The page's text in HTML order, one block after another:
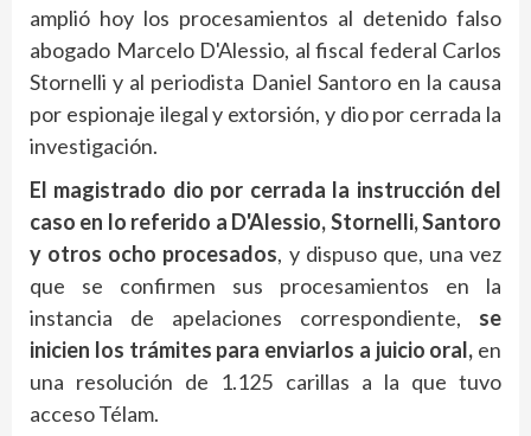
amplió hoy los procesamientos al detenido falso
abogado Marcelo D'Alessio, al fiscal federal Carlos
Stornelli y al periodista Daniel Santoro en la causa
por espionaje ilegal y extorsión, y dio por cerrada la
investigación.
El magistrado dio por cerrada la instrucción del
caso en lo referido a D'Alessio, Stornelli, Santoro
y otros ocho procesados, y dispuso que, una vez
que se confirmen sus procesamientos en la
instancia de apelaciones correspondiente, se
inicien los trámites para enviarlos a juicio oral, en
una resolución de 1.125 carillas a la que tuvo
acceso Télam.